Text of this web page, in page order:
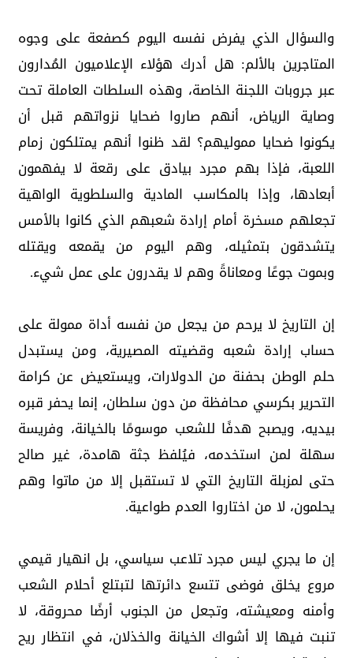
والسؤال الذي يفرض نفسه اليوم كصفعة على وجوه
المتاجرين بالألم: هل أدرك هؤلاء الإعلاميون المُدارون
عبر جروبات اللجنة الخاصة، وهذه السلطات العاملة تحت
وصاية الرياض، أنهم صاروا ضحايا نزواتهم قبل أن
يكونوا ضحايا مموليهم؟ لقد ظنوا أنهم يمتلكون زمام
اللعبة، فإذا بهم مجرد بيادق على رقعة لا يفهمون
أبعادها، وإذا بالمكاسب المادية والسلطوية الواهية
تجعلهم مسخرة أمام إرادة شعبهم الذي كانوا بالأمس
يتشدقون بتمثيله، وهم اليوم من يقمعه ويقتله
وبموت جوعًا ومعاناةً وهم لا يقدرون على عمل شيء.
إن التاريخ لا يرحم من يجعل من نفسه أداة ممولة على
حساب إرادة شعبه وقضيته المصيرية، ومن يستبدل
حلم الوطن بحفنة من الدولارات، ويستعيض عن كرامة
التحرير بكرسي محافظة من دون سلطان، إنما يحفر قبره
بيديه، ويصبح هدفًا للشعب موسومًا بالخيانة، وفريسة
سهلة لمن استخدمه، فيُلفظ جثة هامدة، غير صالح
حتى لمزبلة التاريخ التي لا تستقبل إلا من ماتوا وهم
يحلمون، لا من اختاروا العدم طواعية.
إن ما يجري ليس مجرد تلاعب سياسي، بل انهيار قيمي
مروع يخلق فوضى تتسع دائرتها لتبتلع أحلام الشعب
وأمنه ومعيشته، وتجعل من الجنوب أرضًا محروقة، لا
تنبت فيها إلا أشواك الخيانة والخذلان، في انتظار ريح